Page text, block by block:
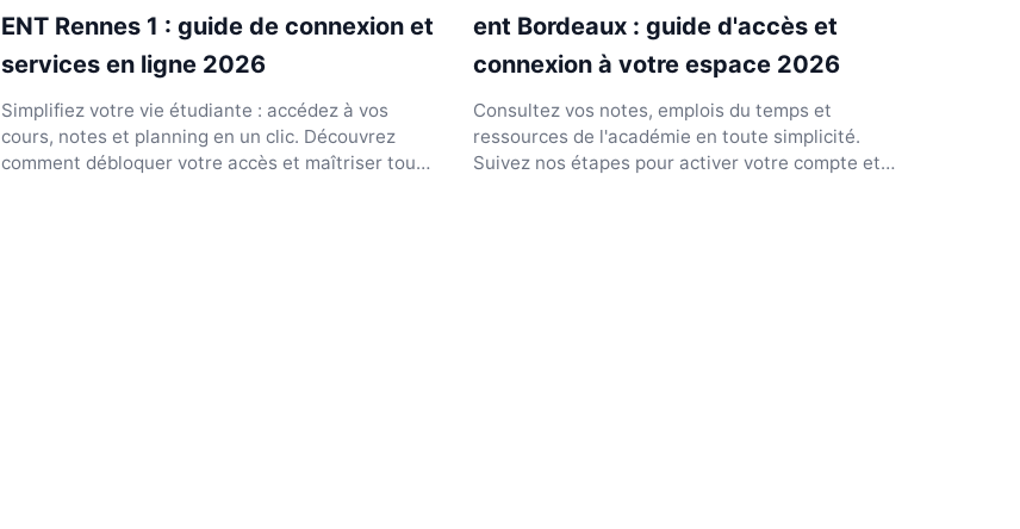
ENT Rennes 1 : guide de connexion et
services en ligne 2026
Simplifiez votre vie étudiante : accédez à vos
cours, notes et planning en un clic. Découvrez
comment débloquer votre accès et maîtriser tous
ent Bordeaux : guide d'accès et
connexion à votre espace 2026
Consultez vos notes, emplois du temps et
ressources de l'académie en toute simplicité.
Suivez nos étapes pour activer votre compte et